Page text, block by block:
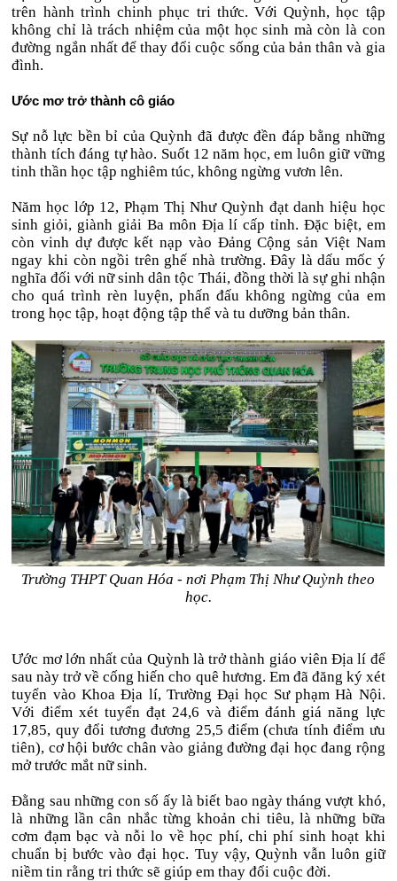
trên hành trình chinh phục tri thức. Với Quỳnh, học tập
không chỉ là trách nhiệm của một học sinh mà còn là con
đường ngắn nhất để thay đổi cuộc sống của bản thân và gia
đình.
Ước mơ trở thành cô giáo
Sự nỗ lực bền bỉ của Quỳnh đã được đền đáp bằng những
thành tích đáng tự hào. Suốt 12 năm học, em luôn giữ vững
tinh thần học tập nghiêm túc, không ngừng vươn lên.
Năm học lớp 12, Phạm Thị Như Quỳnh đạt danh hiệu học
sinh giỏi, giành giải Ba môn Địa lí cấp tỉnh. Đặc biệt, em
còn vinh dự được kết nạp vào Đảng Cộng sản Việt Nam
ngay khi còn ngồi trên ghế nhà trường. Đây là dấu mốc ý
nghĩa đối với nữ sinh dân tộc Thái, đồng thời là sự ghi nhận
cho quá trình rèn luyện, phấn đấu không ngừng của em
trong học tập, hoạt động tập thể và tu dưỡng bản thân.
Trường THPT Quan Hóa - nơi Phạm Thị Như Quỳnh theo
học.
Ước mơ lớn nhất của Quỳnh là trở thành giáo viên Địa lí để
sau này trở về cống hiến cho quê hương. Em đã đăng ký xét
tuyển vào Khoa Địa lí, Trường Đại học Sư phạm Hà Nội.
Với điểm xét tuyển đạt 24,6 và điểm đánh giá năng lực
17,85, quy đổi tương đương 25,5 điểm (chưa tính điểm ưu
tiên), cơ hội bước chân vào giảng đường đại học đang rộng
mở trước mắt nữ sinh.
Đằng sau những con số ấy là biết bao ngày tháng vượt khó,
là những lần cân nhắc từng khoản chi tiêu, là những bữa
cơm đạm bạc và nỗi lo về học phí, chi phí sinh hoạt khi
chuẩn bị bước vào đại học. Tuy vậy, Quỳnh vẫn luôn giữ
niềm tin rằng tri thức sẽ giúp em thay đổi cuộc đời.